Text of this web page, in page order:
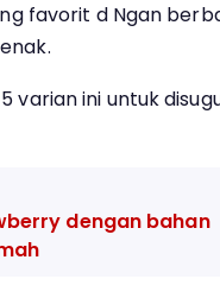
favorit d Ngan
varian ini untuk
dengan bahan